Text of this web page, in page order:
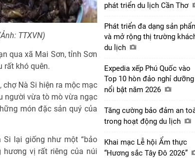
TTXVN)
qua xã Mai Sơn, tỉnh Sơn
rất khó quên.
Nà Si hiện ra mộc mạc
người vừa tò mò vừa ngạc
món đặc sản quý của
Si lại giống như một “bảo
vị rất riêng của núi
phát triển du lịch Cần Thơ
Phát triển đa dạng sản
và mở rộng thị trường
du lịch
Expedia xếp Phú Quốc vào
Top 10 hòn đảo nghỉ dưỡng
nổi bật năm 2026
Tăng cường bảo đảm an
trong hoạt động du lịch
Khai mạc Lễ hội Ẩm thực
“Hương sắc Tây Đô 2026”